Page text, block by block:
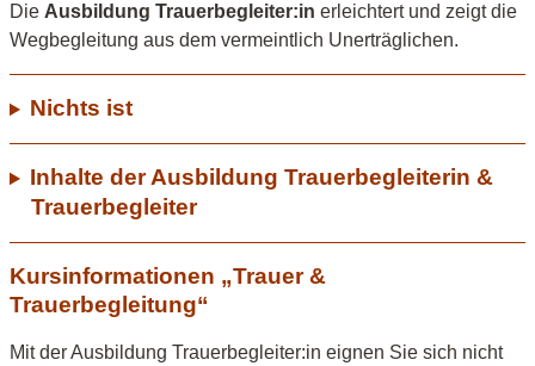
Die Ausbildung Trauerbegleiter:in erleichtert und zeigt die
Wegbegleitung aus dem vermeintlich Unerträglichen.
Nichts ist
Inhalte der Ausbildung Trauerbegleiterin &
Trauerbegleiter
Kursinformationen „Trauer &
Trauerbegleitung“
Mit der Ausbildung Trauerbegleiter:in eignen Sie sich nicht